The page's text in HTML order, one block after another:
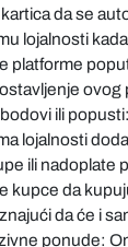
da se
lojalnosti
platforme
ovog
ili
lojalnosti
ili nadoplate
kupce da
da će i
ponude: